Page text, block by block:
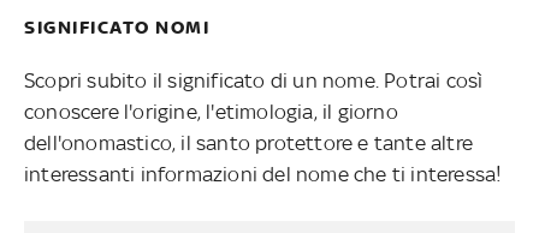
SIGNIFICATO NOMI
Scopri subito il significato di un nome. Potrai così
conoscere l'origine, l'etimologia, il giorno
dell'onomastico, il santo protettore e tante altre
interessanti informazioni del nome che ti interessa!